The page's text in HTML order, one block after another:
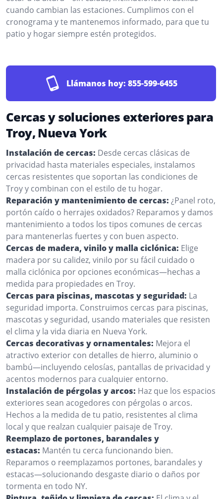
cuando cambian las estaciones. Cumplimos con el
cronograma y te mantenemos informado, para que tu
patio y hogar siempre estén protegidos.
Llámanos hoy: 855-599-6455
Cercas y soluciones exteriores para
Troy, Nueva York
Instalación de cercas: Desde cercas clásicas de
privacidad hasta materiales especiales, instalamos
cercas resistentes que soportan las condiciones de
Troy y combinan con el estilo de tu hogar.
Reparación y mantenimiento de cercas: ¿Panel roto,
portón caído o herrajes oxidados? Reparamos y damos
mantenimiento a todos los tipos comunes de cercas
para mantenerlas fuertes y con buen aspecto.
Cercas de madera, vinilo y malla ciclónica: Elige
madera por su calidez, vinilo por su fácil cuidado o
malla ciclónica por opciones económicas—hechas a
medida para propiedades en Troy.
Cercas para piscinas, mascotas y seguridad: La
seguridad importa. Construimos cercas para piscinas,
mascotas y seguridad, usando materiales que resisten
el clima y la vida diaria en Nueva York.
Cercas decorativas y ornamentales: Mejora el
atractivo exterior con detalles de hierro, aluminio o
bambú—incluyendo celosías, pantallas de privacidad y
acentos modernos para cualquier entorno.
Instalación de pérgolas y arcos: Haz que los espacios
exteriores sean acogedores con pérgolas o arcos.
Hechos a la medida de tu patio, resistentes al clima
local y que realzan cualquier paisaje de Troy.
Reemplazo de portones, barandales y
estacas: Mantén tu cerca funcionando bien.
Reparamos o reemplazamos portones, barandales y
estacas—solucionando desgaste diario o daños por
tormenta en todo NY.